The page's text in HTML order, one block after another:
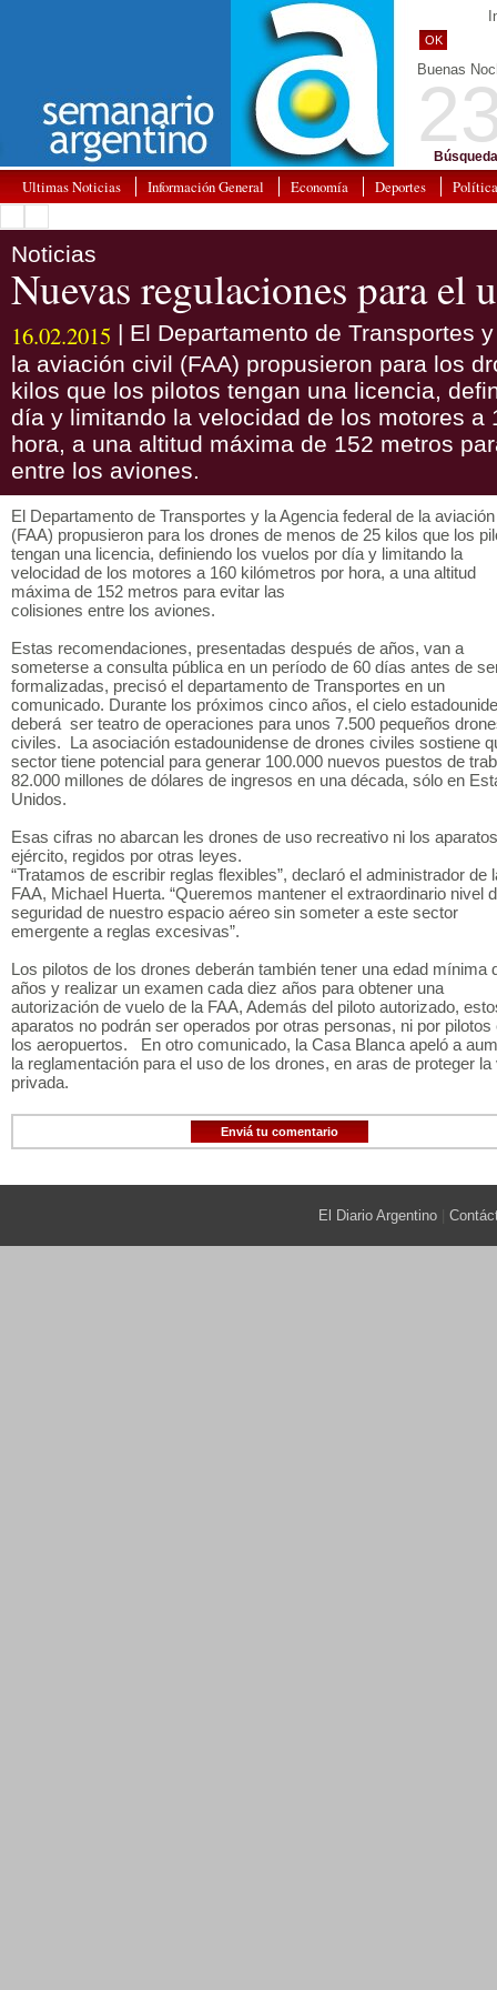
OK
Buenas
Ultimas Noticias Información General Economía Deportes Política
Noticias
Nuevas regulaciones para el
16.02.2015 | El Departamento de Transportes
la aviación civil (FAA) propusieron para los
kilos que los pilotos tengan una licencia,
día y limitando la velocidad de los motores a
hora, a una altitud máxima de 152 metros
entre los aviones.
El Departamento de Transportes y la Agencia federal de la
(FAA) propusieron para los drones de menos de 25 kilos que los
tengan una licencia, definiendo los vuelos por día y limitando la
velocidad de los motores a 160 kilómetros por hora, a una altitud
máxima de 152 metros para evitar las
colisiones entre los aviones.
Estas recomendaciones, presentadas después de años, van a
someterse a consulta pública en un período de 60 días antes de
formalizadas, precisó el departamento de Transportes en un
comunicado. Durante los próximos cinco años, el cielo
deberá ser teatro de operaciones para unos 7.500 pequeños
civiles. La asociación estadounidense de drones civiles sostiene
sector tiene potencial para generar 100.000 nuevos puestos de
82.000 millones de dólares de ingresos en una década, sólo en
Unidos.
Esas cifras no abarcan les drones de uso recreativo ni los
ejército, regidos por otras leyes.
“Tratamos de escribir reglas flexibles”, declaró el administrador de
FAA, Michael Huerta. “Queremos mantener el extraordinario nivel
seguridad de nuestro espacio aéreo sin someter a este sector
emergente a reglas excesivas”.
Los pilotos de los drones deberán también tener una edad mínima
años y realizar un examen cada diez años para obtener una
autorización de vuelo de la FAA, Además del piloto autorizado,
aparatos no podrán ser operados por otras personas, ni por pilotos
los aeropuertos. En otro comunicado, la Casa Blanca apeló a
la reglamentación para el uso de los drones, en aras de proteger la
privada.
Enviá tu comentario
El Diario Argentino